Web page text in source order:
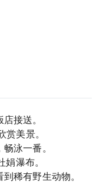
接送。
美景。
泳一番。
瀑布。
稀有野生动物。